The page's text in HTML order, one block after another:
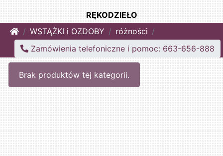
RĘKODZIEŁO
HomeWSTĄŻKI i OZDOBY
różności
Zamówienia telefoniczne i pomoc: 663-656-888
Brak produktów tej kategorii.